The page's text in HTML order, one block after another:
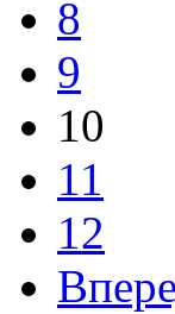
8
9
10
11
12